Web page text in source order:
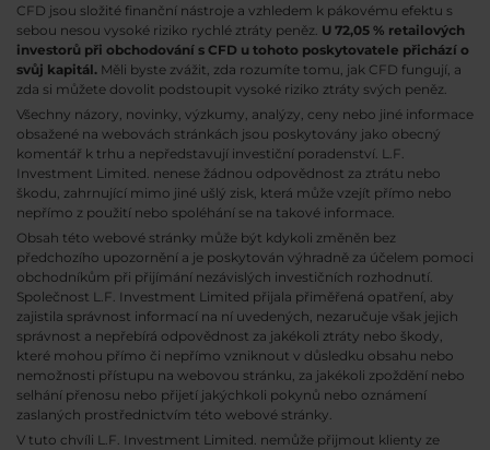
CFD jsou složité finanční nástroje a vzhledem k pákovému efektu s
sebou nesou vysoké riziko rychlé ztráty peněz. U 72,05 % retailových
investorů při obchodování s CFD u tohoto poskytovatele přichází o
svůj kapitál. Měli byste zvážit, zda rozumíte tomu, jak CFD fungují, a
zda si můžete dovolit podstoupit vysoké riziko ztráty svých peněz.
Všechny názory, novinky, výzkumy, analýzy, ceny nebo jiné informace
obsažené na webovách stránkách jsou poskytovány jako obecný
komentář k trhu a nepředstavují investiční poradenství. L.F.
Investment Limited. nenese žádnou odpovědnost za ztrátu nebo
škodu, zahrnující mimo jiné ušlý zisk, která může vzejít přímo nebo
nepřímo z použití nebo spoléhání se na takové informace.
Obsah této webové stránky může být kdykoli změněn bez
předchozího upozornění a je poskytován výhradně za účelem pomoci
obchodníkům při přijímání nezávislých investičních rozhodnutí.
Společnost L.F. Investment Limited přijala přiměřená opatření, aby
zajistila správnost informací na ní uvedených, nezaručuje však jejich
správnost a nepřebírá odpovědnost za jakékoli ztráty nebo škody,
které mohou přímo či nepřímo vzniknout v důsledku obsahu nebo
nemožnosti přístupu na webovou stránku, za jakékoli zpoždění nebo
selhání přenosu nebo přijetí jakýchkoli pokynů nebo oznámení
zaslaných prostřednictvím této webové stránky.
V tuto chvíli L.F. Investment Limited. nemůže přijmout klienty ze